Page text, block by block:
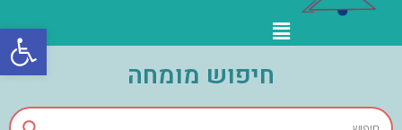
פתח
חיפוש מומחה